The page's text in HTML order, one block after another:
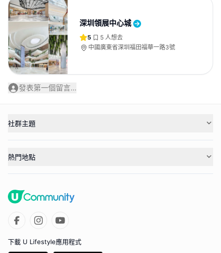
深圳領展中心城
5 5 人想去
中國廣東省深圳福田福華一路3號
發表第一個留言...
社群主題
熱門地點
下載 U Lifestyle應用程式